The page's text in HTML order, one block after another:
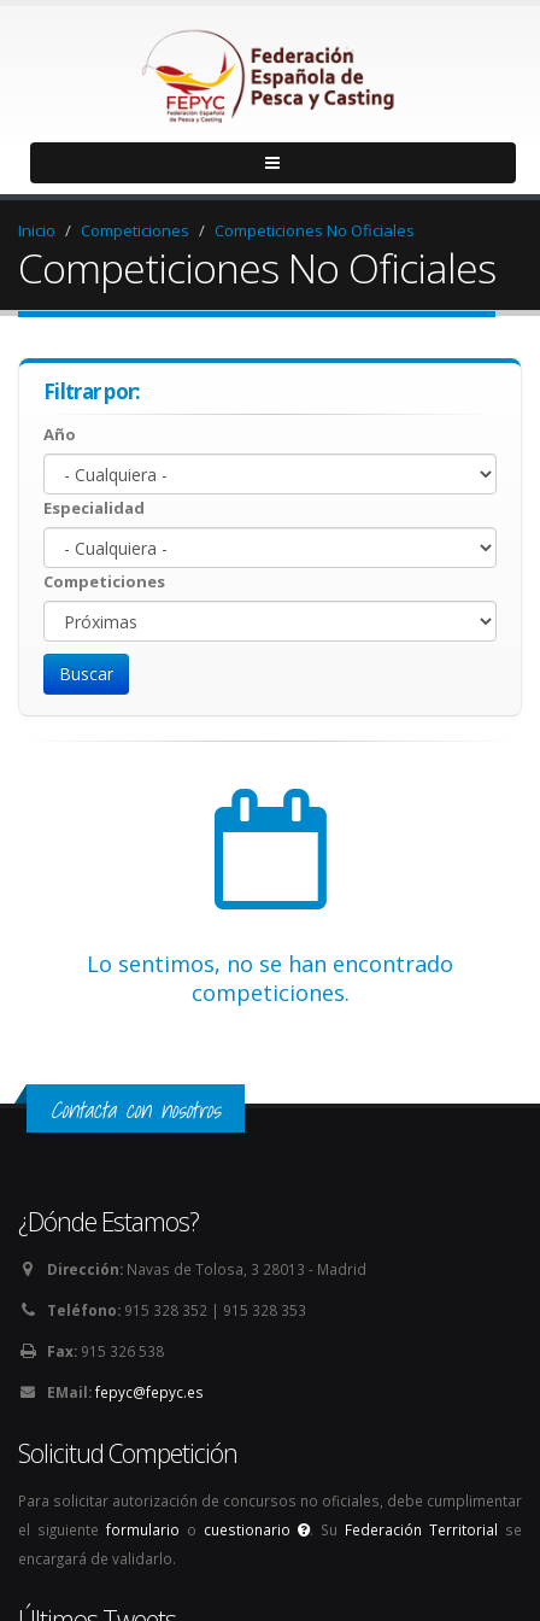
Inicio Competiciones Competiciones No Oficiales
Competiciones No Oficiales
Filtrar por:
Año
Year
Especialidad
Competiciones
Lo sentimos, no se han encontrado
competiciones.
Contacta con nosotros
¿Dónde Estamos?
Dirección: Navas de Tolosa, 3 28013 - Madrid
Teléfono: 915 328 352 | 915 328 353
Fax: 915 326 538
EMail:fepyc@fepyc.es
Solicitud Competición
Para solicitar autorización de concursos no oficiales, debe cumplimentar
el siguiente formulario o cuestionario . Su Federación Territorial se
encargará de validarlo.